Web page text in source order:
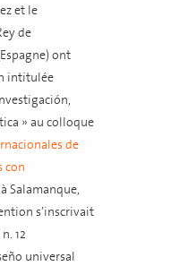
et le
de
ont
intitulée
» au colloque
de
con
Salamanque,
s’inscrivait
12
universal